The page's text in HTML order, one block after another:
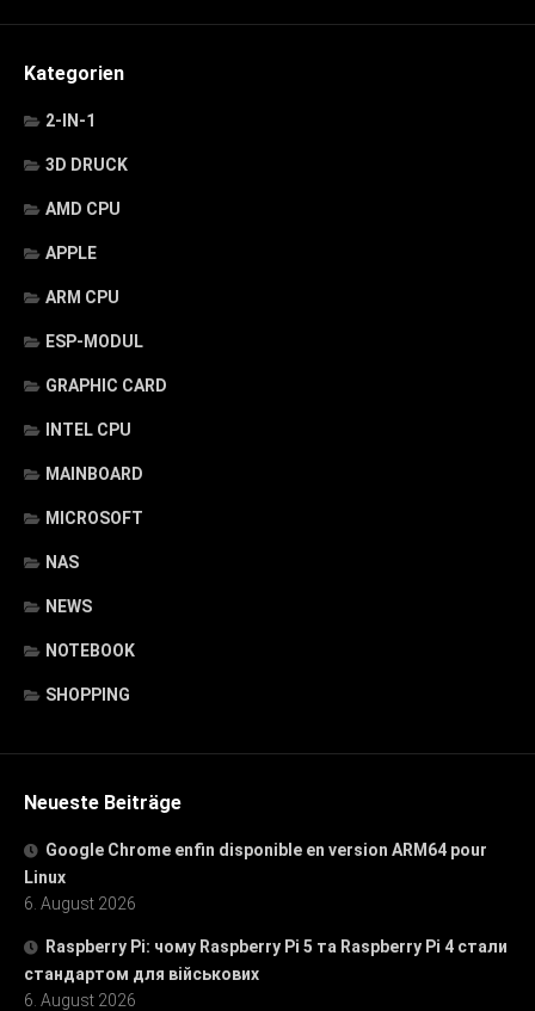
Kategorien
2-IN-1
3D DRUCK
AMD CPU
APPLE
ARM CPU
ESP-MODUL
GRAPHIC CARD
INTEL CPU
MAINBOARD
MICROSOFT
NAS
NEWS
NOTEBOOK
SHOPPING
Neueste Beiträge
Google Chrome enfin disponible en version ARM64 pour
Linux
6. August 2026
Raspberry Pi: чому Raspberry Pi 5 та Raspberry Pi 4 стали
стандартом для військових
6. August 2026